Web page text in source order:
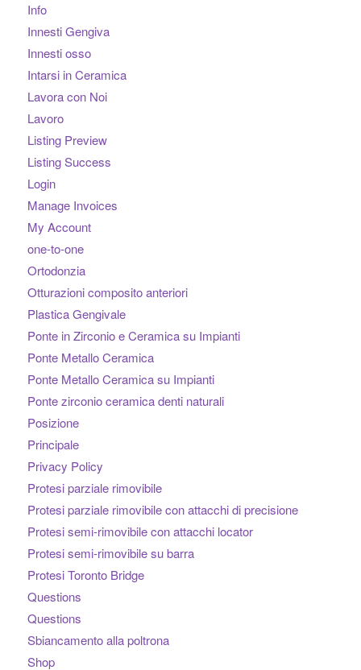
Info
Innesti Gengiva
Innesti osso
Intarsi in Ceramica
Lavora con Noi
Lavoro
Listing Preview
Listing Success
Login
Manage Invoices
My Account
one-to-one
Ortodonzia
Otturazioni composito anteriori
Plastica Gengivale
Ponte in Zirconio e Ceramica su Impianti
Ponte Metallo Ceramica
Ponte Metallo Ceramica su Impianti
Ponte zirconio ceramica denti naturali
Posizione
Principale
Privacy Policy
Protesi parziale rimovibile
Protesi parziale rimovibile con attacchi di precisione
Protesi semi-rimovibile con attacchi locator
Protesi semi-rimovibile su barra
Protesi Toronto Bridge
Questions
Questions
Sbiancamento alla poltrona
Shop